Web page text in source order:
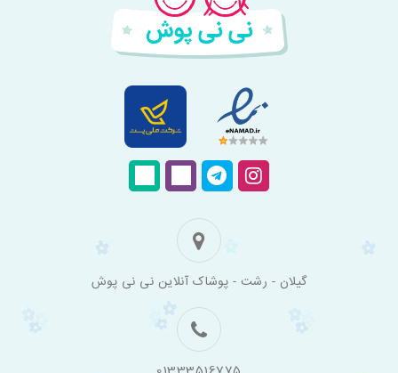
گیلان - رشت - پوشاک آنلاین نی نی پوش